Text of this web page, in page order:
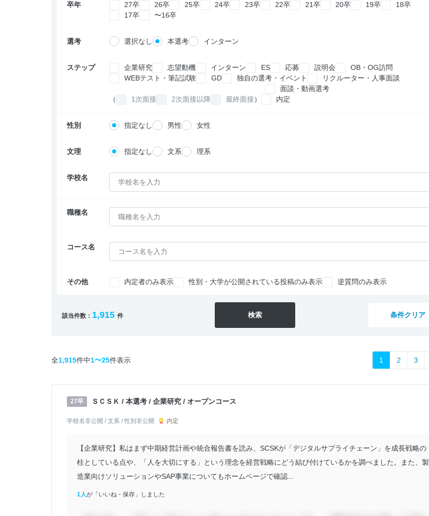
卒年 27卒 26卒 25卒 24卒 23卒 22卒 21卒 20卒 19卒
18卒
17卒
〜16卒
選考 選択なし 本選考 インターン
ステップ 企業研究 志望動機 インターン ES 応募 説明会
OB・OG訪問
WEBテスト・筆記試験
GD 独自の選考・イベント
リクルーター・人事面談
面談・動画選考
（
1次面接 2次面接以降 最終面接） 内定
性別 指定なし 男性 女性
文理 指定なし 文系 理系
学校名
学校名を入力
職種名
職種名を入力
コース名
コース名を入力
その他 内定者のみ表示 性別・大学が公開されている投稿のみ表示 逆質問のみ表示
該当件数： 1,915 件 検索 条件クリア
全1,915件中1〜25件表示 1 2 3
27卒 ＳＣＳＫ / 本選考 / 企業研究 / オープンコース
学校名非公開 / 文系 / 性別非公開 内定
【企業研究】私はまず中期経営計画や統合報告書を読み、SCSKが「デジタルサプライチェーン」を成長戦略の
柱としている点や、「人を大切にする」という理念を経営戦略にどう結び付けているかを調べました。また、製
造業向けソリューションやSAP事業についてもホームページで確認...
1人が「いいね・保存」しました